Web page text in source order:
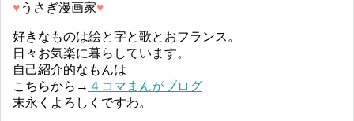
♥︎ うさぎ漫画家♥︎
好きなものは絵と字と歌とおフランス。
日々お気楽に暮らしています。
自己紹介的なもんは
こちらから→ ４コマまんがブログ
末永くよろしくですわ。